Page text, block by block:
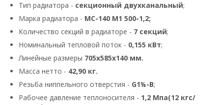
Тип радиатора - секционный двухканальный;
Марка радиатора - МС-140 М1 500-1,2;
Количество секций в радиаторе - 7 секций;
Номинальный тепловой поток - 0,155 кВт;
Линейные размеры 705х585х140 мм.
Масса нетто - 42,90 кг.
Резьба ниппельного отверстия - G1¼-B;
Рабочее давление теплоносителя - 1,2 Мпа(12 кгс/